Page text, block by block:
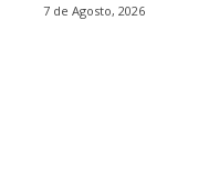
7 de Agosto, 2026